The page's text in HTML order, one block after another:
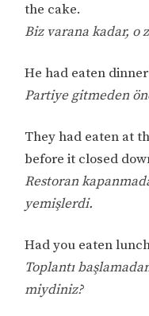
the cake.
Biz varana kadar, o
He had eaten
Partiye gitmeden
They had eaten at
before it closed
Restoran
yemişlerdi.
Had you eaten
Toplantı
miydiniz?